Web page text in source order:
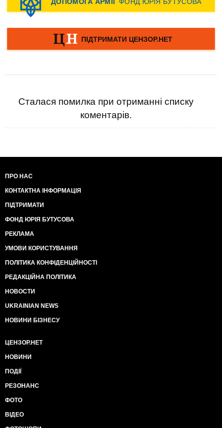
Сталася помилка при отриманні списку
коментарів.
ПРО НАС
КОНТАКТНА ІНФОРМАЦІЯ
ПІДТРИМАТИ
ФОНД ЮРІЯ БУТУСОВА
РЕКЛАМА
УМОВИ КОРИСТУВАННЯ
ПОЛІТИКА КОНФІДЕНЦІЙНОСТІ
РЕДАКЦІЙНА ПОЛІТИКА
НОВОСТИ
UKRAINIAN NEWS
НОВИНИ БІЗНЕСУ
ЦЕНЗОР.НЕТ
НОВИНИ
ПОДІЇ
РЕЗОНАНС
ФОТО
ВІДЕО